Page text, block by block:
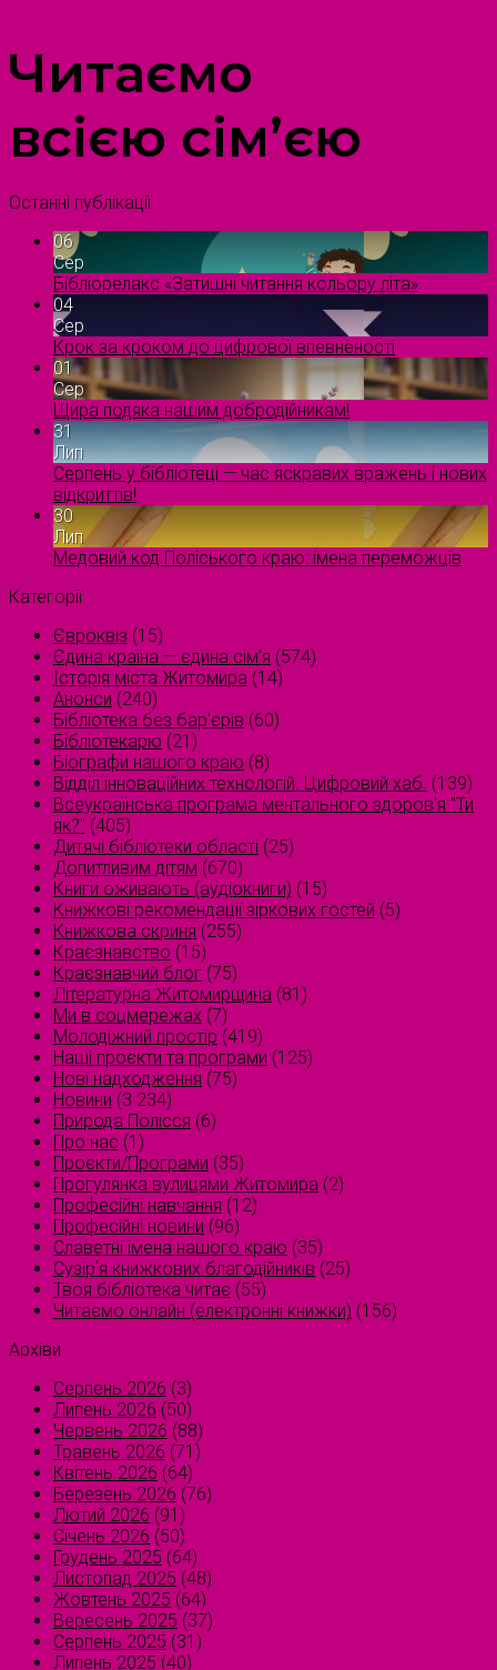
Читаємо
всією сім’єю
Останні публікації
06
Сер
Бібліорелакс «Затишні читання кольору літа»
04
Сер
Крок за кроком до цифрової впевненості
01
Сер
Щира подяка нашим добродійникам!
31
Лип
Серпень у бібліотеці — час яскравих вражень і нових
відкриттів!
30
Лип
Медовий код Поліського краю: імена переможців
Категорії
Євроквіз (15)
Єдина країна — єдина сім’я (574)
Історія міста Житомира (14)
Анонси (240)
Бібліотека без бар'єрів (60)
Бібліотекарю (21)
Біографи нашого краю (8)
Відділ інноваційних технологій. Цифровий хаб. (139)
Всеукраїнська програма ментального здоров'я "Ти
як?" (405)
Дитячі бібліотеки області (25)
Допитливим дітям (670)
Книги оживають (аудіокниги) (15)
Книжкові рекомендації зіркових гостей (5)
Книжкова скриня (255)
Краєзнавство (15)
Краєзнавчий блог (75)
Літературна Житомирщина (81)
Ми в соцмережах (7)
Молодіжний простір (419)
Наші проєкти та програми (125)
Нові надходження (75)
Новини (3 234)
Природа Полісся (6)
Про нас (1)
Проєкти/Програми (35)
Прогулянка вулицями Житомира (2)
Професійні навчання (12)
Професійні новини (96)
Славетні імена нашого краю (35)
Сузірʼя книжкових благодійників (25)
Твоя бібліотека читає (55)
Читаємо онлайн (електронні книжки) (156)
Архіви
Серпень 2026 (3)
Липень 2026 (50)
Червень 2026 (88)
Травень 2026 (71)
Квітень 2026 (64)
Березень 2026 (76)
Лютий 2026 (91)
Січень 2026 (50)
Грудень 2025 (64)
Листопад 2025 (48)
Жовтень 2025 (64)
Вересень 2025 (37)
Серпень 2025 (31)
Липень 2025 (40)